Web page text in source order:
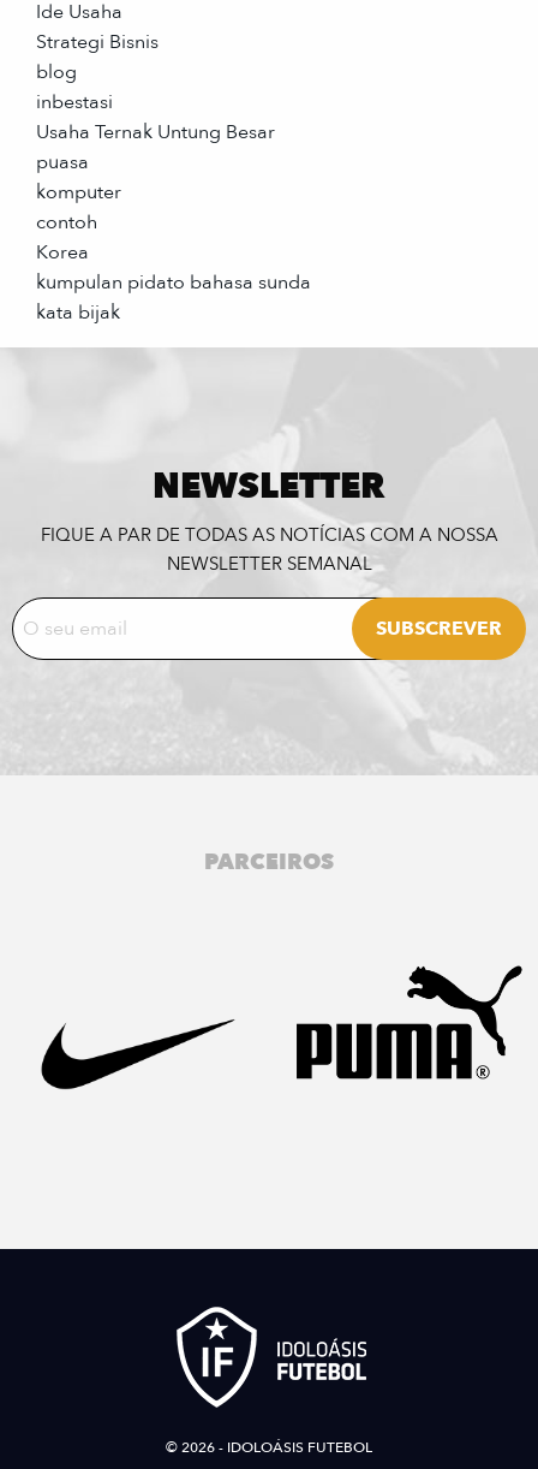
Ide Usaha
Strategi Bisnis
blog
inbestasi
Usaha Ternak Untung Besar
puasa
komputer
contoh
Korea
kumpulan pidato bahasa sunda
kata bijak
NEWSLETTER
FIQUE A PAR DE TODAS AS NOTÍCIAS COM A NOSSA
NEWSLETTER SEMANAL
PARCEIROS
© 2026 - IDOLOÁSIS FUTEBOL